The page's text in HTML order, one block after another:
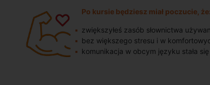
Po kursie będziesz miał poczucie, że:
zwiększyłeś zasób słownictwa
bez większego stresu i w
komunikacja w obcym języku stała